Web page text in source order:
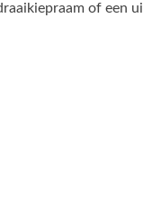
of een